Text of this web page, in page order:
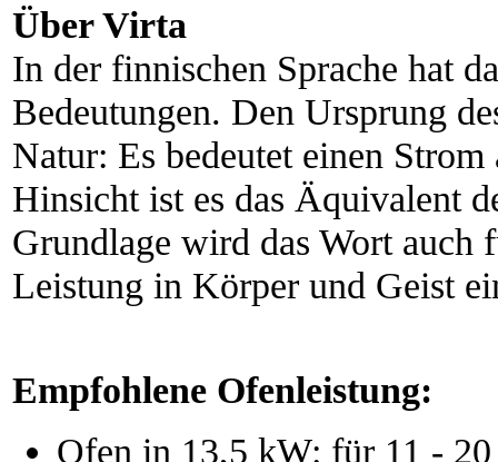
Über Virta
In der finnischen Sprache hat
Bedeutungen. Den Ursprung
Natur: Es bedeutet einen
Hinsicht ist es das Äquivalent
Grundlage wird das Wort auch
Leistung in Körper und Geist
Empfohlene Ofenleistung:
Ofen in 13,5 kW: für 11 -